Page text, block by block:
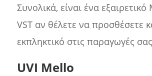
Συνολικά, είναι ένα
VST αν θέλετε να προσθέσετε
εκπληκτικό στις παραγωγές
UVI Mello